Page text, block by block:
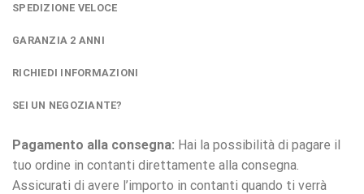
SPEDIZIONE VELOCE
GARANZIA 2 ANNI
RICHIEDI INFORMAZIONI
SEI UN NEGOZIANTE?
Pagamento alla consegna: Hai la possibilità di pagare il
tuo ordine in contanti direttamente alla consegna.
Assicurati di avere l’importo in contanti quando ti verrà